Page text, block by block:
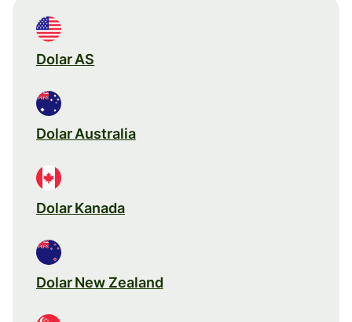
Dolar AS
Dolar Australia
Dolar Kanada
Dolar New Zealand